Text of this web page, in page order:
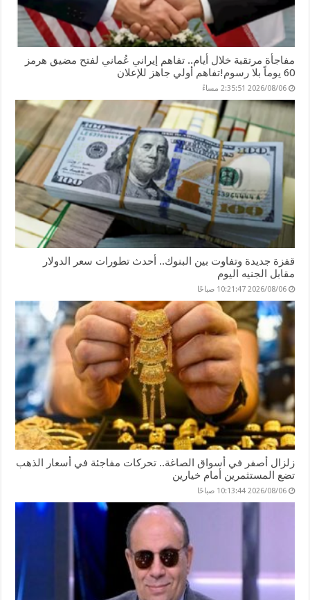
مفاجأة مرتقبة خلال أيام.. تفاهم إيراني عُماني لفتح مضيق هرمز
60 يوماً بلا رسوم!تفاهم أولي جاهز للإعلان
2026/08/06 2:35:51 مساءً
قفزة جديدة وتفاوت بين البنوك.. أحدث تطورات سعر الدولار
مقابل الجنيه اليوم
2026/08/06 10:21:47 صباحًا
زلزال أصفر في أسواق الصاغة.. تحركات مفاجئة في أسعار الذهب
تضع المستثمرين أمام خيارين
2026/08/06 10:13:44 صباحًا